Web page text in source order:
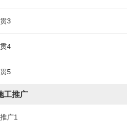
3
4
5
工推广
广1